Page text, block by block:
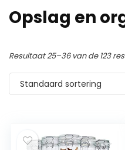
Opslag en
Resultaat 25–36 van de 123
Standaard sortering